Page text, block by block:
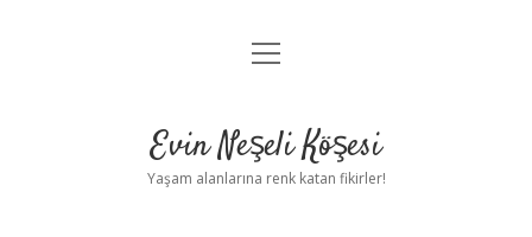
Anasayfa
Yasal Uyarı
menüyü
Evin Neşeli Köşesi
Yaşam alanlarına renk katan fikirler!